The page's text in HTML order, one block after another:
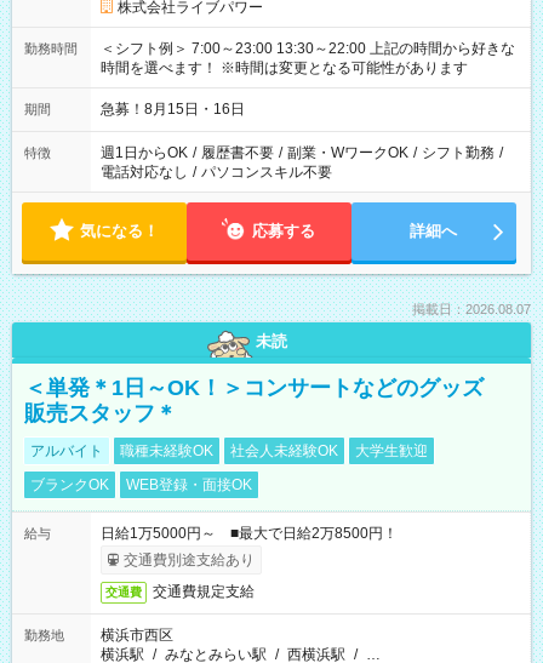
株式会社ライブパワー
勤務時間
＜シフト例＞ 7:00～23:00 13:30～22:00 上記の時間から好きな
時間を選べます！ ※時間は変更となる可能性があります
期間 急募！8月15日・16日
特徴 週1日からOK / 履歴書不要 / 副業・WワークOK / シフト勤務 /
電話対応なし / パソコンスキル不要
気になる！ 応募する 詳細へ
掲載日：2026.08.07
未読
＜単発＊1日～OK！＞コンサートなどのグッズ
販売スタッフ＊
アルバイト 職種未経験OK 社会人未経験OK
大学生歓迎
ブランクOK
WEB登録・面接OK
給与
日給1万5000円～ ■最大で日給2万8500円！
交通費別途支給あり
交通費 交通費規定支給
勤務地
横浜市西区
横浜駅 / みなとみらい駅 / 西横浜駅 / …